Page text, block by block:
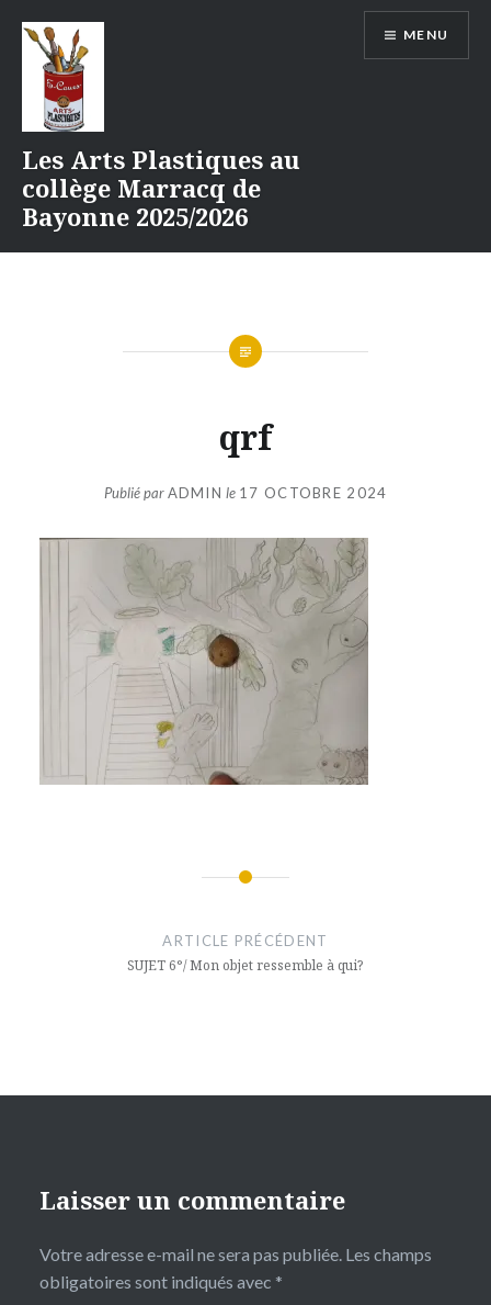
contenu
Les Arts Plastiques au
collège Marracq de
Bayonne 2025/2026
MENU
qrf
Publié parADMIN le 17 OCTOBRE 2024
ARTICLE PRÉCÉDENT
SUJET 6°/ Mon objet ressemble à qui?
Laisser un commentaire
Votre adresse e-mail ne sera pas publiée. Les champs
obligatoires sont indiqués avec *